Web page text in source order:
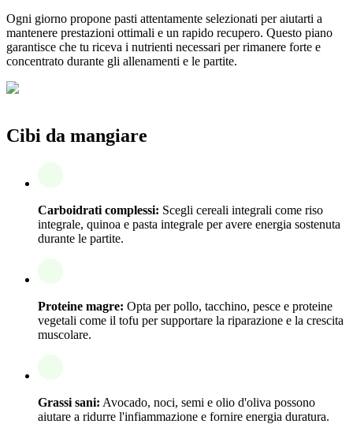
Ogni giorno propone pasti attentamente selezionati per aiutarti a
mantenere prestazioni ottimali e un rapido recupero. Questo piano
garantisce che tu riceva i nutrienti necessari per rimanere forte e
concentrato durante gli allenamenti e le partite.
Cibi da mangiare
Carboidrati complessi: Scegli cereali integrali come riso
integrale, quinoa e pasta integrale per avere energia sostenuta
durante le partite.
Proteine magre: Opta per pollo, tacchino, pesce e proteine
vegetali come il tofu per supportare la riparazione e la crescita
muscolare.
Grassi sani: Avocado, noci, semi e olio d'oliva possono
aiutare a ridurre l'infiammazione e fornire energia duratura.